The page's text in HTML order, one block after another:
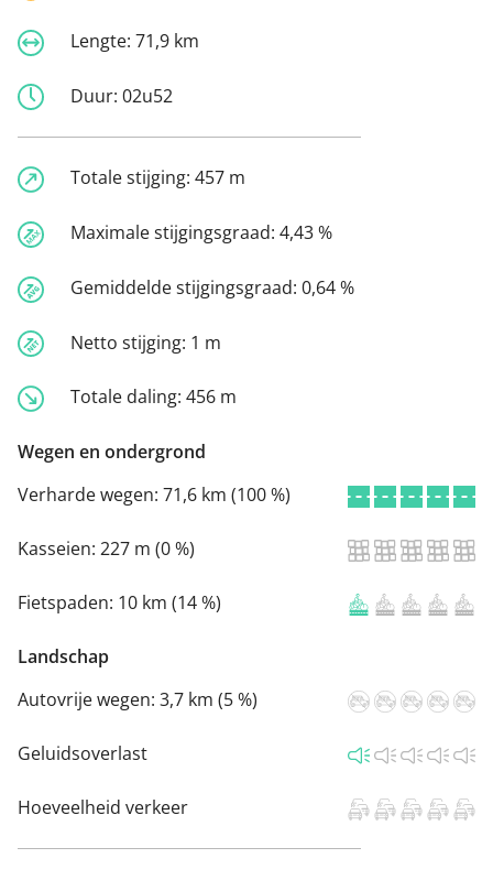
Lengte: 71,9 km
Duur: 02u52
Totale stijging: 457 m
Maximale stijgingsgraad: 4,43 %
Gemiddelde stijgingsgraad: 0,64 %
Netto stijging: 1 m
Totale daling: 456 m
Wegen en ondergrond
Verharde wegen: 71,6 km (100 %)
Kasseien: 227 m (0 %)
Fietspaden: 10 km (14 %)
Landschap
Autovrije wegen: 3,7 km (5 %)
Geluidsoverlast
Hoeveelheid verkeer